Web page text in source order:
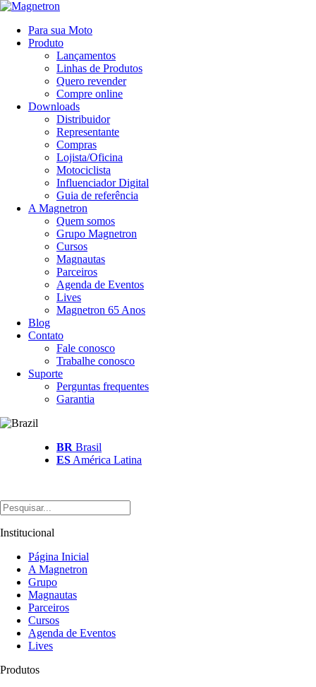
Para sua Moto
Produto
Lançamentos
Linhas de Produtos
Quero revender
Compre online
Downloads
Distribuidor
Representante
Compras
Lojista/Oficina
Motociclista
Influenciador Digital
Guia de referência
A Magnetron
Quem somos
Grupo Magnetron
Cursos
Magnautas
Parceiros
Agenda de Eventos
Lives
Magnetron 65 Anos
Blog
Contato
Fale conosco
Trabalhe conosco
Suporte
Perguntas frequentes
Garantia
BR Brasil
ES América Latina
Institucional
Página Inicial
A Magnetron
Grupo
Magnautas
Parceiros
Cursos
Agenda de Eventos
Lives
Produtos